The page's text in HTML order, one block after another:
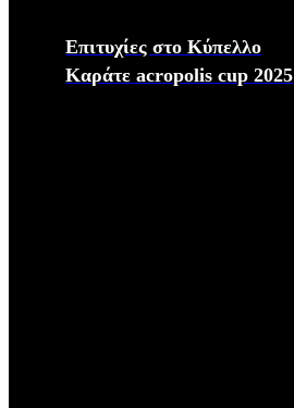
Επιτυχίες στο Κύπελλο
Καράτε acropolis cup 2025